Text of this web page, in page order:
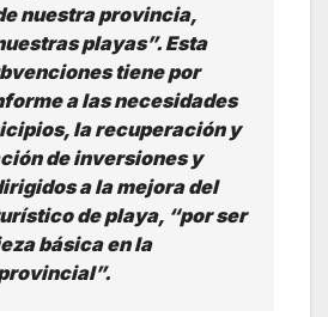
nuestra provincia,
playas”.Esta
tiene por
a las necesidades
la recuperación y
de inversiones y
a la mejora del
de playa, “por ser
básica en la